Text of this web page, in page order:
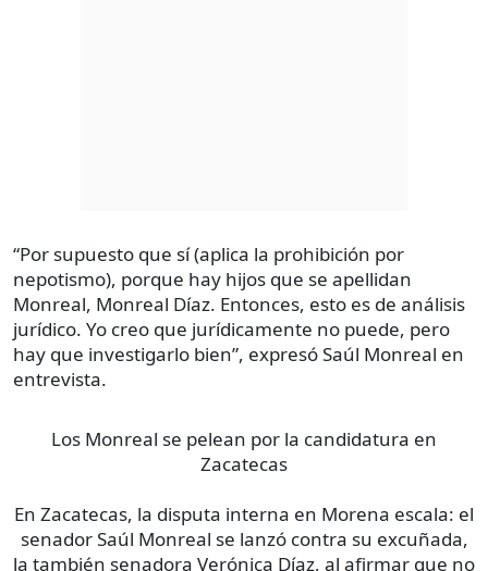
“Por supuesto que sí (aplica la prohibición por
nepotismo), porque hay hijos que se apellidan
Monreal, Monreal Díaz. Entonces, esto es de análisis
jurídico. Yo creo que jurídicamente no puede, pero
hay que investigarlo bien”, expresó Saúl Monreal en
entrevista.
Los Monreal se pelean por la candidatura en
Zacatecas
En Zacatecas, la disputa interna en Morena escala: el
senador Saúl Monreal se lanzó contra su excuñada,
la también senadora Verónica Díaz, al afirmar que no